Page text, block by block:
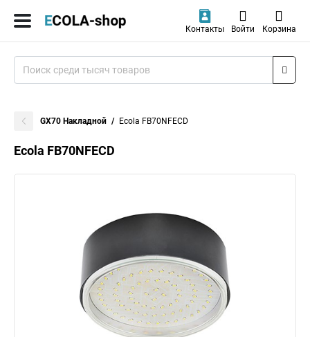
Контакты Войти Корзина
GX70 Накладной Ecola FB70NFECD
Ecola FB70NFECD